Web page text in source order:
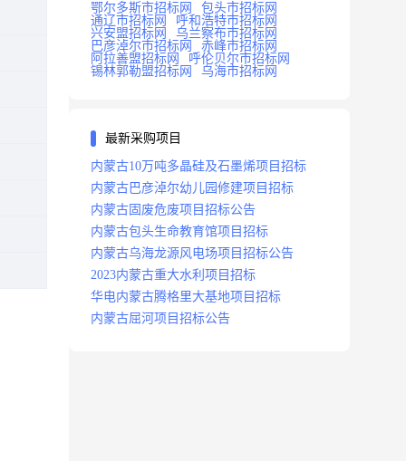
鄂尔多斯市招标网
包头市招标网
通辽市招标网
呼和浩特市招标网
兴安盟招标网
乌兰察布市招标网
巴彦淖尔市招标网
赤峰市招标网
阿拉善盟招标网
呼伦贝尔市招标网
锡林郭勒盟招标网
乌海市招标网
最新采购项目
内蒙古10万吨多晶硅及石墨烯项目招标
内蒙古巴彦淖尔幼儿园修建项目招标
内蒙古固废危废项目招标公告
内蒙古包头生命教育馆项目招标
内蒙古乌海龙源风电场项目招标公告
2023内蒙古重大水利项目招标
华电内蒙古腾格里大基地项目招标
内蒙古屈河项目招标公告